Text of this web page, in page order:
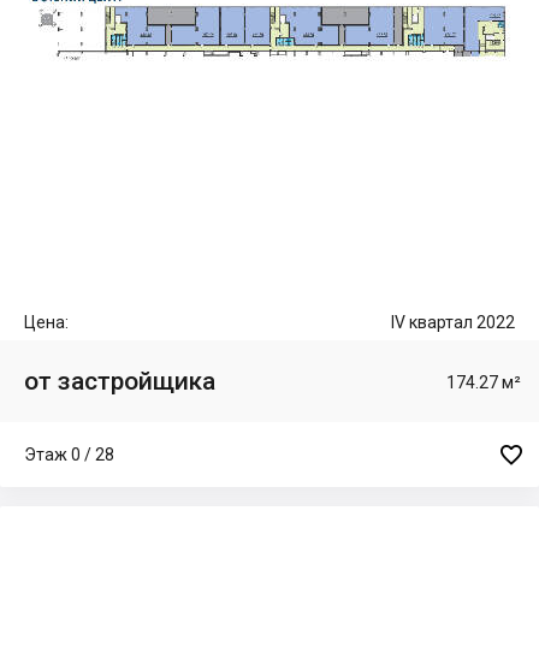
Цена: IV квартал 2022
от застройщика 174.27 м²
Этаж 0 / 28 